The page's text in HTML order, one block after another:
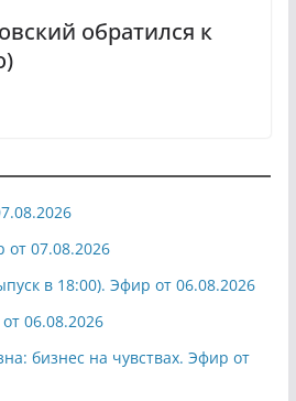
обратился к
07.08.2026
в 18:00). Эфир от 06.08.2026
06.08.2026
бизнес на чувствах. Эфир от